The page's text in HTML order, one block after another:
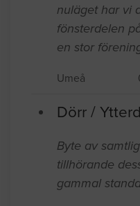
nuläget har vi
fönsterdelen
en stor
Umeå
Dörr /
Byte av
tillhörande
gammal